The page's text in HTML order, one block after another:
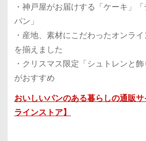
・神戸屋がお届けする「ケーキ」
パン」
・産地、素材にこだわったオンラ
を揃えました
・クリスマス限定「シュトレンと飾
がおすすめ
おいしいパンのある暮らしの通販
ラインストア】